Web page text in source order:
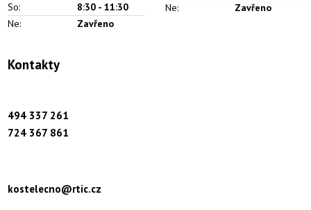
So:
8:30 - 11:30
Ne:
Zavřeno
Ne:
Zavřeno
Kontakty
494 337 261
724 367 861
kostelecno@rtic.cz